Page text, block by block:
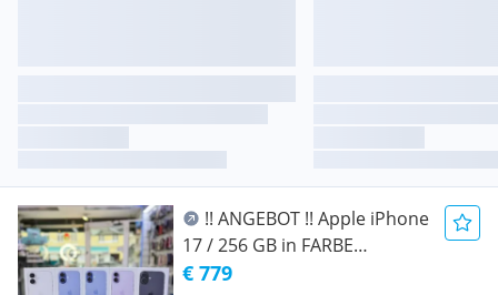
!! ANGEBOT !! Apple iPhone
17 / 256 GB in FARBE
SCHWARZ, LAVENDEL,
€ 779